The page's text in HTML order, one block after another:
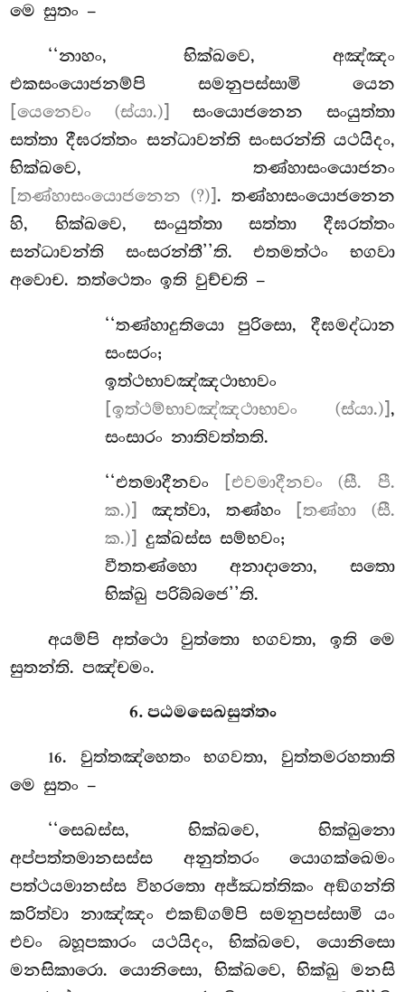
මෙ සුතං –
‘‘නාහං, භික්ඛවෙ, අඤ්ඤං
එකසංයොජනම්පි සමනුපස්සාමි යෙන
[යෙනෙවං (ස්යා.)]
සංයොජනෙන සංයුත්තා
සත්තා දීඝරත්තං සන්ධාවන්ති සංසරන්ති යථයිදං,
භික්ඛවෙ, තණ්හාසංයොජනං
[තණ්හාසංයොජනෙන (?)] . තණ්හාසංයොජනෙන
හි, භික්ඛවෙ, සංයුත්තා සත්තා දීඝරත්තං
සන්ධාවන්ති සංසරන්තී’’ති. එතමත්ථං භගවා
අවොච. තත්ථෙතං ඉති වුච්චති –
‘‘තණ්හාදුතියොපුරිසො, දීඝමද්ධාන
සංසරං;
ඉත්ථභාවඤ්ඤථාභාවං
[ඉත්ථම්භාවඤ්ඤථාභාවං (ස්යා.)] ,
සංසාරං නාතිවත්තති.
‘‘එතමාදීනවං
[එවමාදීනවං (සී. පී.
ක.)]
ඤත්වා, තණ්හං
[තණ්හා (සී.
ක.)]
දුක්ඛස්ස සම්භවං;
වීතතණ්හො අනාදානො, සතො
භික්ඛු පරිබ්බජෙ’’ති.
අයම්පි අත්ථො වුත්තො භගවතා, ඉති මෙ
සුතන්ති. පඤ්චමං.
6. පඨමසෙඛසුත්තං
16. වුත්තඤ්හෙතංභගවතා, වුත්තමරහතාති
මෙ සුතං –
‘‘සෙඛස්ස, භික්ඛවෙ, භික්ඛුනො
අප්පත්තමානසස්ස අනුත්තරං යොගක්ඛෙමං
පත්ථයමානස්ස විහරතො අජ්ඣත්තිකං අඞ්ගන්ති
කරිත්වා නාඤ්ඤං එකඞ්ගම්පි සමනුපස්සාමි යං
එවං බහූපකාරං යථයිදං, භික්ඛවෙ, යොනිසො
මනසිකාරො. යොනිසො, භික්ඛවෙ, භික්ඛු මනසි